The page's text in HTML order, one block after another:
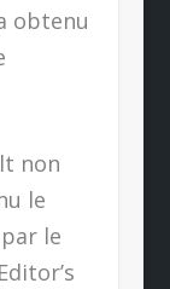
obtenu
non
le
le